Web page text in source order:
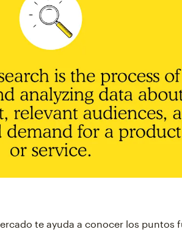
te ayuda a conocer los puntos